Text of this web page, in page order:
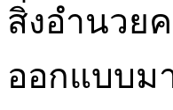
สิ่งอำนวย
ออกแบบม